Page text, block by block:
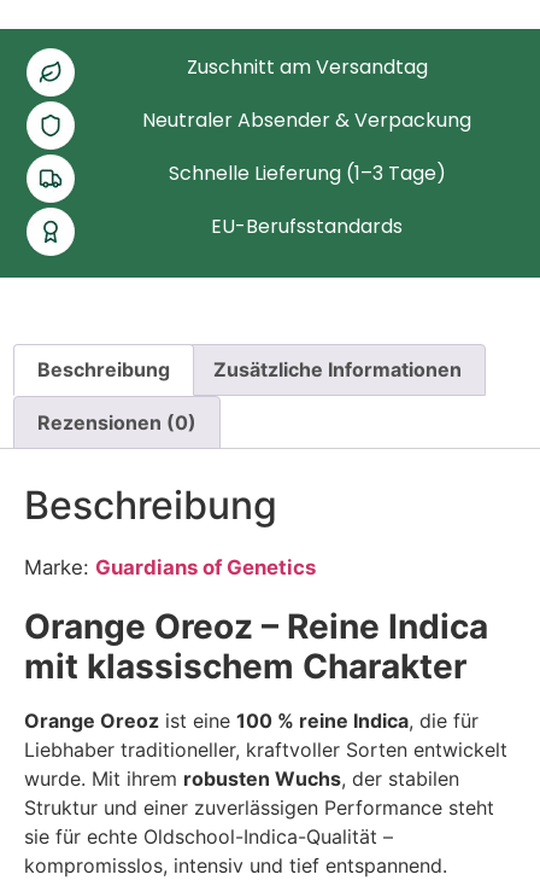
Zuschnitt am Versandtag
Neutraler Absender & Verpackung
Schnelle Lieferung (1–3 Tage)
EU-Berufsstandards
Beschreibung Zusätzliche Informationen
Rezensionen (0)
Beschreibung
Marke: Guardians of Genetics
Orange Oreoz – Reine Indica
mit klassischem Charakter
Orange Oreoz ist eine 100 % reine Indica, die für
Liebhaber traditioneller, kraftvoller Sorten entwickelt
wurde. Mit ihrem robusten Wuchs, der stabilen
Struktur und einer zuverlässigen Performance steht
sie für echte Oldschool-Indica-Qualität –
kompromisslos, intensiv und tief entspannend.